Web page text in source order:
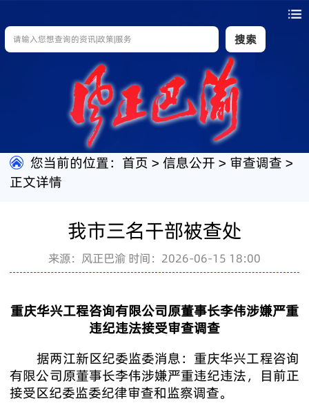
搜索
您当前的位置： 首页 >信息公开 > 审查调查 >
正文详情
我市三名干部被查处
来源：风正巴渝 时间：2026-06-15 18:00
重庆华兴工程咨询有限公司原董事长李伟涉嫌严重
违纪违法接受审查调查
据两江新区纪委监委消息：重庆华兴工程咨询
有限公司原董事长李伟涉嫌严重违纪违法，目前正
接受区纪委监委纪律审查和监察调查。